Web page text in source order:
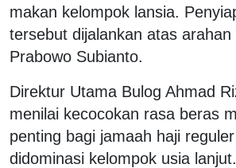
makan kelompok lansia.
tersebut dijalankan atas arahan
Prabowo Subianto.
Direktur Utama Bulog Ahmad
menilai kecocokan rasa beras
penting bagi jamaah haji
didominasi kelompok usia